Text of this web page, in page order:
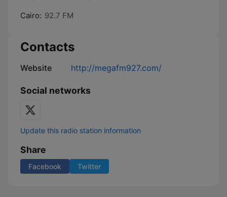
Cairo: 92.7 FM
Contacts
Website http://megafm927.com/
Social networks
Update this radio station information
Share
Facebook Twitter